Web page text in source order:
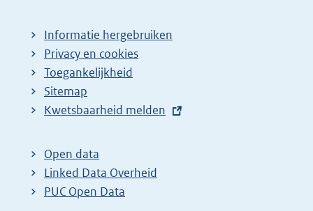
Informatie hergebruiken
Privacy en cookies
Toegankelijkheid
Sitemap
E
t
e
r
Kwetsbaarheid melden
Open data
Linked Data Overheid
PUC Open Data